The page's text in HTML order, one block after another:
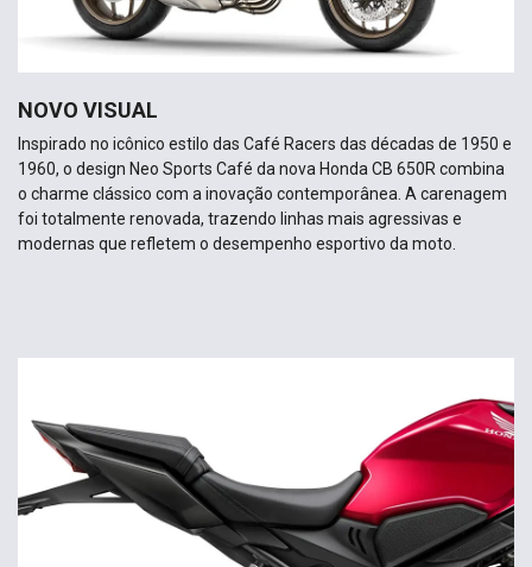
NOVO VISUAL
Inspirado no icônico estilo das Café Racers das décadas de 1950 e
1960, o design Neo Sports Café da nova Honda CB 650R combina
o charme clássico com a inovação contemporânea. A carenagem
foi totalmente renovada, trazendo linhas mais agressivas e
modernas que refletem o desempenho esportivo da moto.